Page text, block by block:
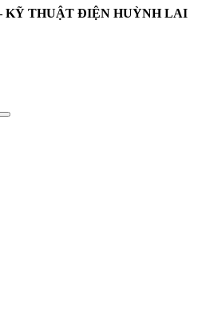
KỸ THUẬT ĐIỆN HUỲNH LAI